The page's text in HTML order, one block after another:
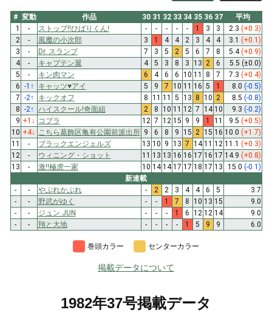
# 変動 作品 30 31 32 33 34 35 36 37
平均
1
- ストップ!!ひばりくん! - - - - - 1 3 3 2.3 (+0.3)
2
- 風魔の小次郎 3 1 4 4 2 3 4 4 3.1 (+0.1)
3
- Dr. スランプ 7 3 5 2 5 6 7 8 5.4(+0.9)
4
- キャプテン翼 4 5 3 8 3 13 2 6 5.5 (±0.0)
5
- キン肉マン 6 4 6 6 10 11 8 7 7.3 (+0.4)
6 -1 ↑ キャッツ♥アイ 5 9 7 10 11 16 5 1 8.0 (-0.5)
7 -2↑ キックオフ 8 11 11 5 13 8 10 2 8.5 (-0.8)
8 -2↑ ハイスクール!奇面組 2 8 10 11 12 7 14 10 9.3 (-0.2)
9 +1 ↓ コブラ 12 7 12 15 9 9 1 11 9.5 (+0.5)
10 +4↓ こちら葛飾区亀有公園前派出所 9 6 8 9 15 2 15 16 10.0 (+1.7)
11
- ブラックエンジェルズ 13 10 9 13 7 14 11 12 11.1 (+0.3)
12
- ウィニング・ショット 11 13 13 16 16 17 16 17 14.9 (+0.8)
13
- 激!!極虎一家 10 14 14 17 17 18 17 13 15.0 (-0.1)
新連載
-
- やぶれかぶれ - 2 2 3 4 4 6 5
3.7
-
- 野武がゆく - - 1 7 8 10 13 15
9.0
-
- ジュン JUN - - - 1 6 12 12 14
9.0
-
- 翔と大地 - - - - 1 5 9 9 6.0
巻頭カラー センターカラー
掲載データについて
1982年37号掲載データ